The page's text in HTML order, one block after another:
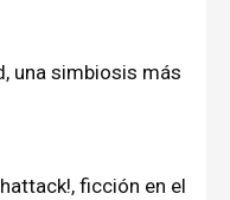
una simbiosis más
ficción en el